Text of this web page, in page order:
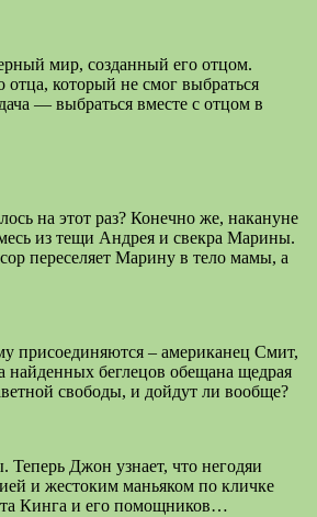
мир, созданный его отцом.
который не смог выбраться
— выбраться вместе с отцом в
на этот раз? Конечно же, накануне
из тещи Андрея и свекра Марины.
переселяет Марину в тело мамы, а
присоединяются – американец Смит,
найденных беглецов обещана щедрая
свободы, и дойдут ли вообще?
Джон узнает, что негодяи
и жестоким маньяком по кличке
Кинга и его помощников…